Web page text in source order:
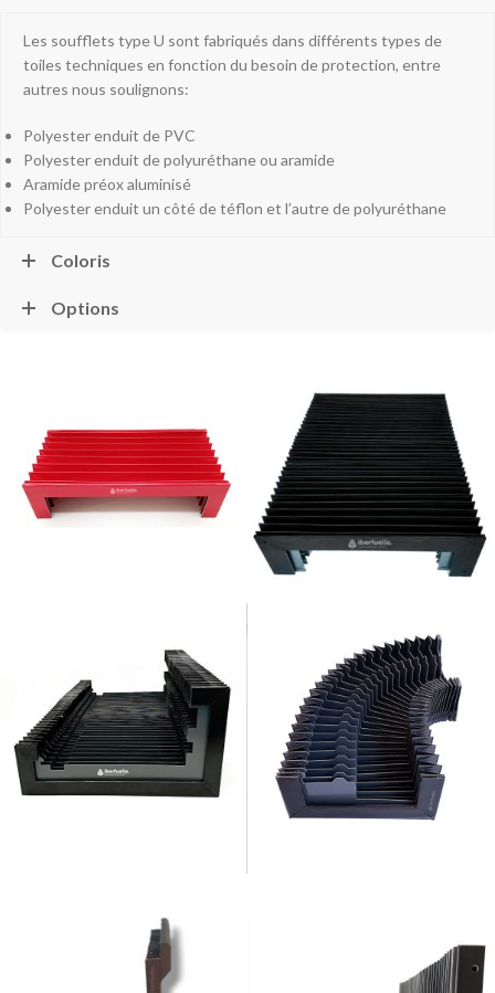
Les soufflets type U sont fabriqués dans différents types de
toiles techniques en fonction du besoin de protection, entre
autres nous soulignons:
Polyester enduit de PVC
Polyester enduit de polyuréthane ou aramide
Aramide préox aluminisé
Polyester enduit un côté de téflon et l’autre de polyuréthane
Coloris
Options